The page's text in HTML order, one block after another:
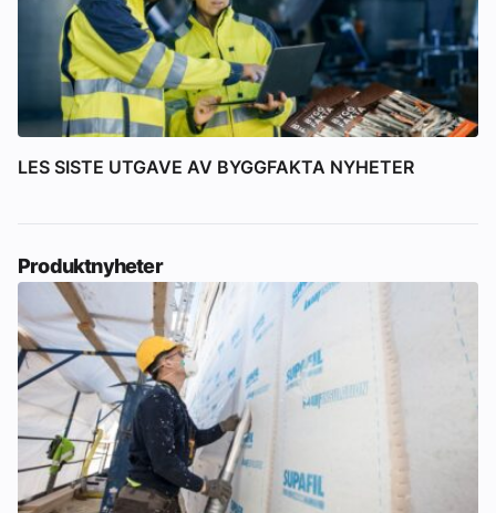
LES SISTE UTGAVE AV BYGGFAKTA NYHETER
Produktnyheter